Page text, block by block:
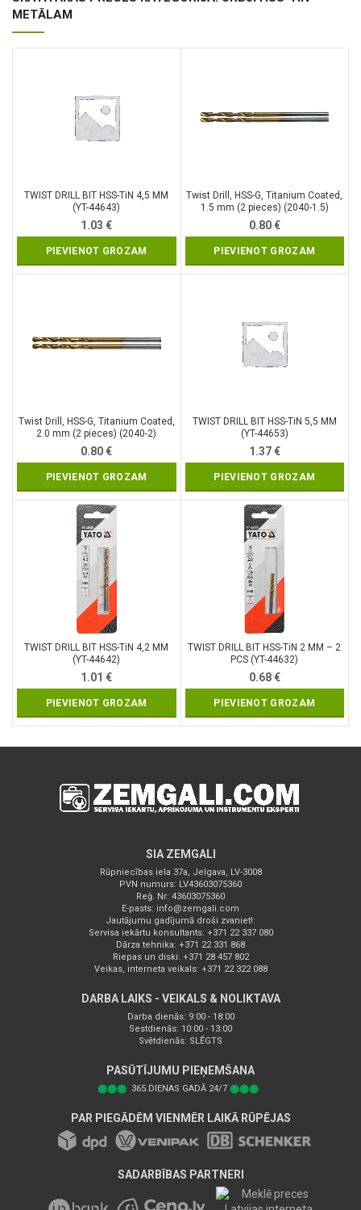
METĀLAM
TWIST DRILL BIT HSS-TiN 4,5 MM
(YT-44643)
1.03€
PIEVIENOT GROZAM
Twist Drill, HSS-G, Titanium Coated,
1.5 mm (2 pieces) (2040-1.5)
0.80€
PIEVIENOT GROZAM
Twist Drill, HSS-G, Titanium Coated,
2.0 mm (2 pieces) (2040-2)
0.80€
PIEVIENOT GROZAM
TWIST DRILL BIT HSS-TiN 5,5 MM
(YT-44653)
1.37€
PIEVIENOT GROZAM
TWIST DRILL BIT HSS-TiN 4,2 MM
(YT-44642)
1.01€
PIEVIENOT GROZAM
TWIST DRILL BIT HSS-TiN 2 MM – 2
PCS (YT-44632)
0.68€
PIEVIENOT GROZAM
SIA ZEMGALI
Rūpniecības iela 37a, Jelgava, LV-3008
PVN numurs: LV43603075360
Reģ. Nr: 43603075360
E-pasts: info@zemgali.com
Jautājumu gadījumā droši zvaniet!:
Servisa iekārtu konsultants: +371 22 337 080
Dārza tehnika: +371 22 331 868
Riepas un diski: +371 28 457 802
Veikas, interneta veikals: +371 22 322 088
DARBA LAIKS - VEIKALS & NOLIKTAVA
Darba dienās: 9:00 - 18:00
Sestdienās: 10:00 - 13:00
Svētdienās: SLĒGTS
PASŪTĪJUMU PIEŅEMŠANA
⬤⬤⬤ 365.DIENAS GADĀ 24/7 ⬤⬤⬤
PAR PIEGĀDĒM VIENMĒR LAIKĀ RŪPĒJAS
SADARBĪBAS PARTNERI